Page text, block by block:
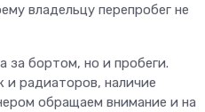
владельцу перепробег не
за бортом, но и пробеги.
и радиаторов, наличие
обращаем внимание и на